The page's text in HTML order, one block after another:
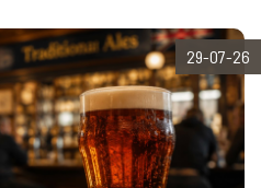
29-07-26